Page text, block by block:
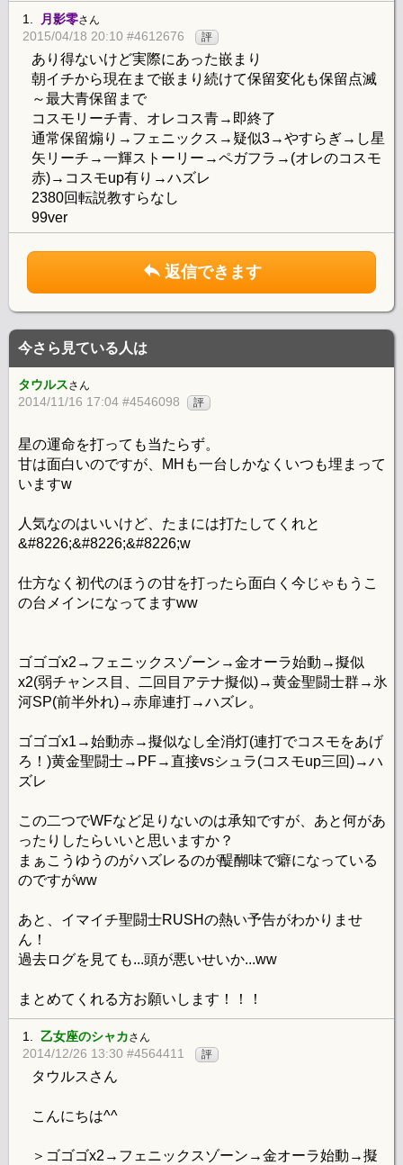
1. 月影零さん
2015/04/18 20:10 #4612676 評
あり得ないけど実際にあった嵌まり
朝イチから現在まで嵌まり続けて保留変化も保留点滅
～最大青保留まで
コスモリーチ青、オレコス青→即終了
通常保留煽り→フェニックス→疑似3→やすらぎ→し星
矢リーチ→一輝ストーリー→ペガフラ→(オレのコスモ
赤)→コスモup有り→ハズレ
2380回転説教すらなし
99ver
返信できます
今さら見ている人は
タウルスさん
2014/11/16 17:04 #4546098 評
星の運命を打っても当たらず。
甘は面白いのですが、MHも一台しかなくいつも埋まって
いますw
人気なのはいいけど、たまには打たしてくれと
&#8226;&#8226;&#8226;w
仕方なく初代のほうの甘を打ったら面白く今じゃもうこ
の台メインになってますww
ゴゴゴx2→フェニックスゾーン→金オーラ始動→擬似
x2(弱チャンス目、二回目アテナ擬似)→黄金聖闘士群→氷
河SP(前半外れ)→赤扉連打→ハズレ。
ゴゴゴx1→始動赤→擬似なし全消灯(連打でコスモをあげ
ろ！)黄金聖闘士→PF→直接vsシュラ(コスモup三回)→ハ
ズレ
この二つでWFなど足りないのは承知ですが、あと何があ
ったりしたらいいと思いますか？
まぁこうゆうのがハズレるのが醍醐味で癖になっている
のですがww
あと、イマイチ聖闘士RUSHの熱い予告がわかりませ
ん！
過去ログを見ても...頭が悪いせいか...ww
まとめてくれる方お願いします！！！
1. 乙女座のシャカさん
2014/12/26 13:30 #4564411 評
タウルスさん
こんにちは^^
＞ゴゴゴx2→フェニックスゾーン→金オーラ始動→擬